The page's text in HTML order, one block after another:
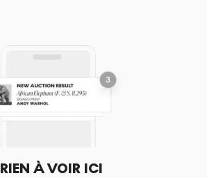
RIEN À VOIR ICI